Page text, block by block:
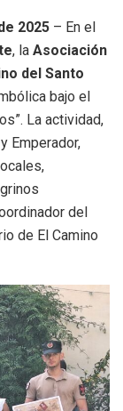
2025 – En el
, la Asociación
del Santo
bajo el
La actividad,
Emperador,
del
de El Camino